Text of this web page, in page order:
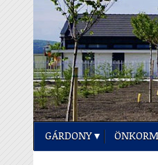
GÁRDONY